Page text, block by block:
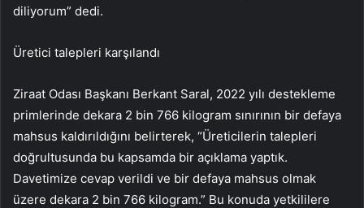
diliyorum” dedi.
Üretici talepleri karşılandı
Ziraat Odası Başkanı Berkant Saral, 2022 yılı destekleme
primlerinde dekara 2 bin 766 kilogram sınırının bir defaya
mahsus kaldırıldığını belirterek, “Üreticilerin talepleri
doğrultusunda bu kapsamda bir açıklama yaptık.
Davetimize cevap verildi ve bir defaya mahsus olmak
üzere dekara 2 bin 766 kilogram.” Bu konuda yetkililere